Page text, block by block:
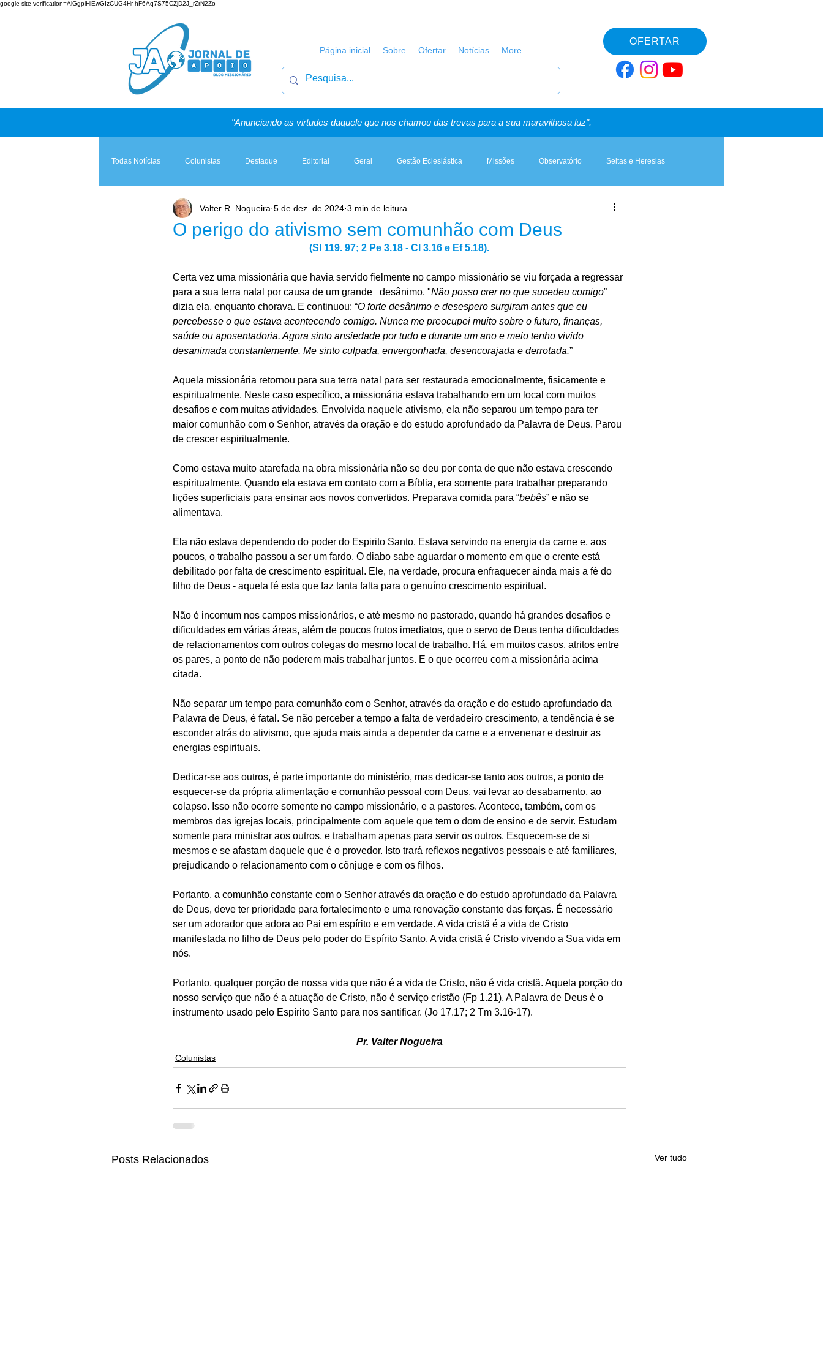
google-site-verification=AlGgplHlEwGIzCUG4Hr-hF6Aq7S75CZjD2J_rZrN2Zo
Página inicial Sobre Ofertar Notícias More
OFERTAR
"Anunciando as virtudes daquele que nos chamou das trevas para a sua maravilhosa luz".
Todas Notícias Colunistas Destaque Editorial Geral Gestão Eclesiástica Missões Observatório Seitas e Heresias
Teologia & Prática A Igreja e a Lei Artigos, Sermões & Esboços
O perigo do ativismo sem comunhão com Deus
Valter R. Nogueira 5 de dez. de 2024 3 min de leitura
(Sl 119. 97; 2 Pe 3.18 - Cl 3.16 e Ef 5.18).
Certa vez uma missionária que havia servido fielmente no campo missionário se viu forçada a regressar
para a sua terra natal por causa de um grande   desânimo. "Não posso crer no que sucedeu comigo”
dizia ela, enquanto chorava. E continuou: “O forte desânimo e desespero surgiram antes que eu
percebesse o que estava acontecendo comigo. Nunca me preocupei muito sobre o futuro, finanças,
saúde ou aposentadoria. Agora sinto ansiedade por tudo e durante um ano e meio tenho vivido
desanimada constantemente. Me sinto culpada, envergonhada, desencorajada e derrotada.”
Aquela missionária retornou para sua terra natal para ser restaurada emocionalmente, fisicamente e
espiritualmente. Neste caso específico, a missionária estava trabalhando em um local com muitos
desafios e com muitas atividades. Envolvida naquele ativismo, ela não separou um tempo para ter
maior comunhão com o Senhor, através da oração e do estudo aprofundado da Palavra de Deus. Parou
de crescer espiritualmente.
Como estava muito atarefada na obra missionária não se deu por conta de que não estava crescendo
espiritualmente. Quando ela estava em contato com a Bíblia, era somente para trabalhar preparando
lições superficiais para ensinar aos novos convertidos. Preparava comida para “bebês” e não se
alimentava.
Ela não estava dependendo do poder do Espirito Santo. Estava servindo na energia da carne e, aos
poucos, o trabalho passou a ser um fardo. O diabo sabe aguardar o momento em que o crente está
debilitado por falta de crescimento espiritual. Ele, na verdade, procura enfraquecer ainda mais a fé do
filho de Deus - aquela fé esta que faz tanta falta para o genuíno crescimento espiritual.
Não é incomum nos campos missionários, e até mesmo no pastorado, quando há grandes desafios e
dificuldades em várias áreas, além de poucos frutos imediatos, que o servo de Deus tenha dificuldades
de relacionamentos com outros colegas do mesmo local de trabalho. Há, em muitos casos, atritos entre
os pares, a ponto de não poderem mais trabalhar juntos. E o que ocorreu com a missionária acima
citada.
Não separar um tempo para comunhão com o Senhor, através da oração e do estudo aprofundado da
Palavra de Deus, é fatal. Se não perceber a tempo a falta de verdadeiro crescimento, a tendência é se
esconder atrás do ativismo, que ajuda mais ainda a depender da carne e a envenenar e destruir as
energias espirituais.
Dedicar-se aos outros, é parte importante do ministério, mas dedicar-se tanto aos outros, a ponto de
esquecer-se da própria alimentação e comunhão pessoal com Deus, vai levar ao desabamento, ao
colapso. Isso não ocorre somente no campo missionário, e a pastores. Acontece, também, com os
membros das igrejas locais, principalmente com aquele que tem o dom de ensino e de servir. Estudam
somente para ministrar aos outros, e trabalham apenas para servir os outros. Esquecem-se de si
mesmos e se afastam daquele que é o provedor. Isto trará reflexos negativos pessoais e até familiares,
prejudicando o relacionamento com o cônjuge e com os filhos.
Portanto, a comunhão constante com o Senhor através da oração e do estudo aprofundado da Palavra
de Deus, deve ter prioridade para fortalecimento e uma renovação constante das forças. É necessário
ser um adorador que adora ao Pai em espírito e em verdade. A vida cristã é a vida de Cristo
manifestada no filho de Deus pelo poder do Espírito Santo. A vida cristã é Cristo vivendo a Sua vida em
nós.
Portanto, qualquer porção de nossa vida que não é a vida de Cristo, não é vida cristã. Aquela porção do
nosso serviço que não é a atuação de Cristo, não é serviço cristão (Fp 1.21). A Palavra de Deus é o
instrumento usado pelo Espírito Santo para nos santificar. (Jo 17.17; 2 Tm 3.16-17).
Pr. Valter Nogueira
Colunistas
Posts Relacionados Ver tudo